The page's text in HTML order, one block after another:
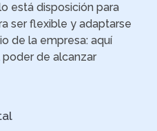
está disposición para
ser flexible y adaptarse
de la empresa: aquí
de alcanzar